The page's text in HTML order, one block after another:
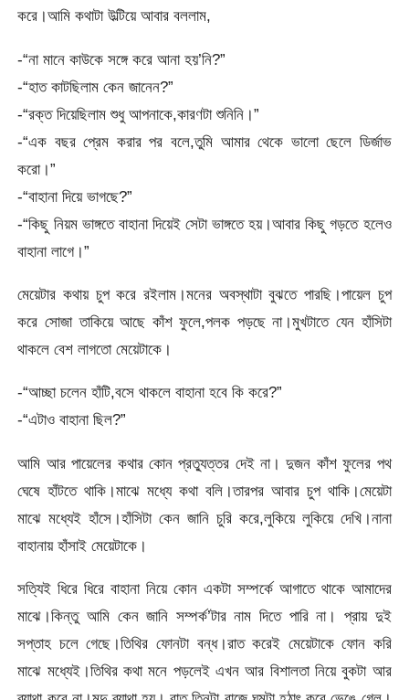
করে।আমি কথাটা উল্টিয়ে আবার বললাম,
-“না মানে কাউকে সঙ্গে করে আনা হয়’নি?”
-“হাত কাটছিলাম কেন জানেন?”
-“রক্ত দিয়েছিলাম শুধু আপনাকে,কারণটা শুনিনি।”
-“এক বছর প্রেম করার পর বলে,তুমি আমার থেকে ভালো ছেলে ডির্জাভ
করো।”
-“বাহানা দিয়ে ভাগছে?”
-“কিছু নিয়ম ভাঙ্গতে বাহানা দিয়েই সেটা ভাঙ্গতে হয়।আবার কিছু গড়তে হলেও
বাহানা লাগে।”
মেয়েটার কথায় চুপ করে রইলাম।মনের অবস্থাটা বুঝতে পারছি।পায়েল চুপ
করে সোজা তাকিয়ে আছে কাঁশ ফুলে,পলক পড়ছে না।মুখটাতে যেন হাঁসিটা
থাকলে বেশ লাগতো মেয়েটাকে।
-“আচ্ছা চলেন হাঁটি,বসে থাকলে বাহানা হবে কি করে?”
-“এটাও বাহানা ছিল?”
আমি আর পায়েলের কথার কোন প্রত্যুত্তর দেই না। দুজন কাঁশ ফুলের পথ
ঘেষে হাঁটতে থাকি।মাঝে মধ্যে কথা বলি।তারপর আবার চুপ থাকি।মেয়েটা
মাঝে মধ্যেই হাঁসে।হাঁসিটা কেন জানি চুরি করে,লুকিয়ে লুকিয়ে দেখি।নানা
বাহানায় হাঁসাই মেয়েটাকে।
সত্যিই ধিরে ধিরে বাহানা নিয়ে কোন একটা সম্পর্কে আগাতে থাকে আমাদের
মাঝে।কিন্তু আমি কেন জানি সম্পর্ক’টার নাম দিতে পারি না। প্রায় দুই
সপ্তাহ চলে গেছে।তিথির ফোনটা বন্ধ।রাত করেই মেয়েটাকে ফোন করি
মাঝে মধ্যেই।তিথির কথা মনে পড়লেই এখন আর বিশালতা নিয়ে বুকটা আর